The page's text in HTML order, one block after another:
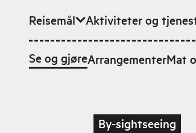
Hopp til hovedinnhold
Reisemål Aktiviteter og
Se og gjøreArrangementerMat
By-sightseeing